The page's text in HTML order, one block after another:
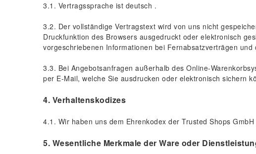
3.1. Vertragssprache ist deutsch .
3.2. Der vollständige Vertragstext wird von uns nicht
Druckfunktion des Browsers ausgedruckt oder elektronisch
vorgeschriebenen Informationen bei Fernabsatzverträgen
3.3. Bei Angebotsanfragen außerhalb des Online-
per E-Mail, welche Sie ausdrucken oder elektronisch sichern
4. Verhaltenskodizes
4.1. Wir haben uns dem Ehrenkodex der Trusted Shops
5. Wesentliche Merkmale der Ware oder